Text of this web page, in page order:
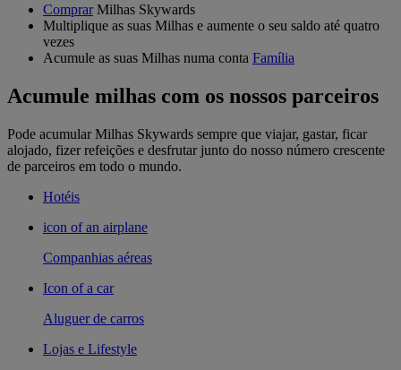
ComprarMilhas Skywards
Multiplique as suas Milhas e aumente o seu saldo até quatro
vezes
Acumule as suas Milhas numa conta Família
Acumule milhas com os nossos parceiros
Pode acumular Milhas Skywards sempre que viajar, gastar, ficar
alojado, fizer refeições e desfrutar junto do nosso número crescente
de parceiros em todo o mundo.
Hotéis
icon of an airplane
Companhias aéreas
Icon of a car
Aluguer de carros
Lojas e Lifestyle